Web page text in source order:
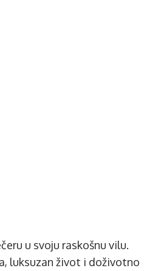
u svoju raskošnu vilu.
luksuzan život i doživotno